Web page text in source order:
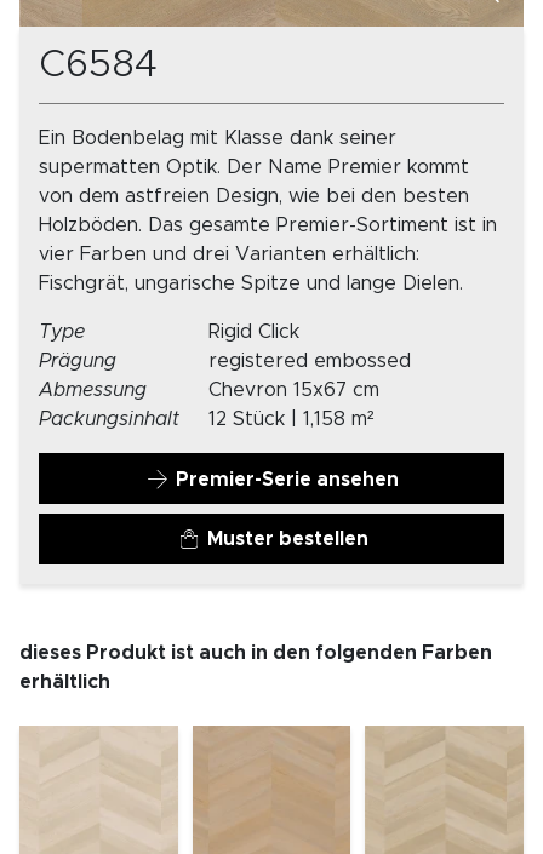
C6584
Ein Bodenbelag mit Klasse dank seiner
supermatten Optik. Der Name Premier kommt
von dem astfreien Design, wie bei den besten
Holzböden. Das gesamte Premier-Sortiment ist in
vier Farben und drei Varianten erhältlich:
Fischgrät, ungarische Spitze und lange Dielen.
Type
Rigid Click
Prägung
registered embossed
Abmessung
Chevron 15x67 cm
Packungsinhalt
12 Stück | 1,158 m²
Premier-Serie ansehen
Muster bestellen
dieses Produkt ist auch in den folgenden Farben
erhältlich